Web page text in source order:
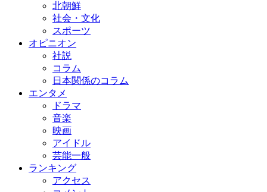
北朝鮮
社会・文化
スポーツ
オピニオン
社説
コラム
日本関係のコラム
エンタメ
ドラマ
音楽
映画
アイドル
芸能一般
ランキング
アクセス